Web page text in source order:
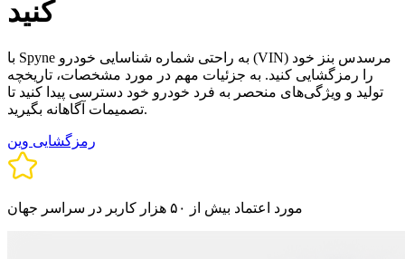
کنید
با Spyne به راحتی شماره شناسایی خودرو (VIN) مرسدس بنز خود
را رمزگشایی کنید. به جزئیات مهم در مورد مشخصات، تاریخچه
تولید و ویژگی‌های منحصر به فرد خودرو خود دسترسی پیدا کنید تا
تصمیمات آگاهانه بگیرید.
رمزگشایی وین
مورد اعتماد بیش از ۵۰ هزار کاربر در سراسر جهان